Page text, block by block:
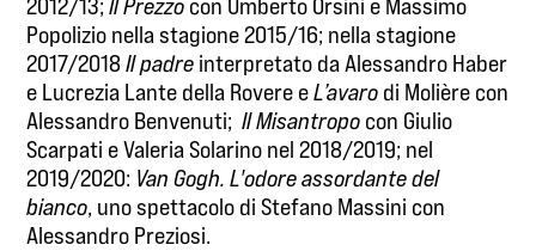
2012/13;Il Prezzo con Umberto Orsini e Massimo
Popolizio nella stagione 2015/16; nella stagione
2017/2018Il padre interpretato da Alessandro Haber
e Lucrezia Lante della Rovere eL’avaro di Molière con
Alessandro Benvenuti;Il Misantropo con Giulio
Scarpati e Valeria Solarino nel 2018/2019; nel
2019/2020: Van Gogh. L'odore assordante del
bianco, uno spettacolo di Stefano Massini con
Alessandro Preziosi.